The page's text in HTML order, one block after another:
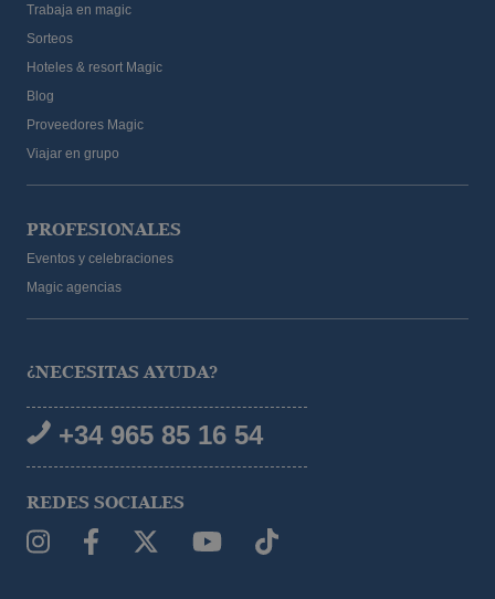
Trabaja en magic
Sorteos
Hoteles & resort Magic
Blog
Proveedores Magic
Viajar en grupo
PROFESIONALES
Eventos y celebraciones
Magic agencias
¿NECESITAS AYUDA?
+34 965 85 16 54
REDES SOCIALES